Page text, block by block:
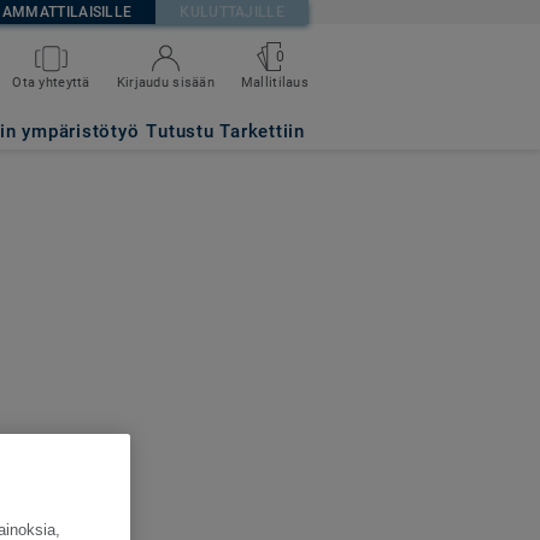
AMMATTILAISILLE KULUTTAJILLE
Ota yhteyttä Kirjaudu sisään
0
Mallitilaus
ympäristötyö Tutustu Tarkettiin